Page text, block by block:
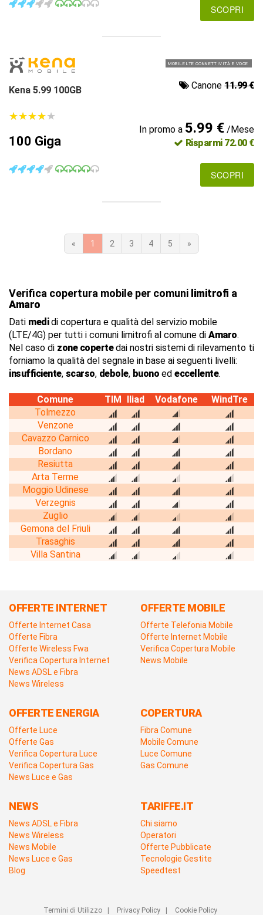
SCOPRI
MOBILE LTE CONNETTIVITÀ E VOCE
Kena 5.99 100GB Canone11.99 €
★★★★★
★★★★★
100 Giga
In promo a 5.99 €/Mese
Risparmi 72.00 €
SCOPRI
« 1 2 3 4 5 »
Verifica copertura mobile per comuni limitrofi a
Amaro
Dati medidi copertura e qualità del servizio mobile
(LTE/4G) per tutti i comuni limitrofi al comune di Amaro.
Nel caso di zone copertedai nostri sistemi di rilevamento ti
forniamo la qualità del segnale in base ai seguenti livelli:
insufficiente, scarso, debole, buono ed eccellente.
Comune TIM Iliad Vodafone
WindTre
Tolmezzo
Venzone
Cavazzo Carnico
Bordano
Resiutta
Arta Terme
Moggio Udinese
Verzegnis
Zuglio
Gemona del Friuli
Trasaghis
Villa Santina
OFFERTE INTERNET
Offerte Internet Casa
Offerte Fibra
Offerte Wireless Fwa
Verifica Copertura Internet
News ADSL e Fibra
News Wireless
OFFERTE MOBILE
Offerte Telefonia Mobile
Offerte Internet Mobile
Verifica Copertura Mobile
News Mobile
OFFERTE ENERGIA
Offerte Luce
Offerte Gas
Verifica Copertura Luce
Verifica Copertura Gas
News Luce e Gas
COPERTURA
Fibra Comune
Mobile Comune
Luce Comune
Gas Comune
NEWS
News ADSL e Fibra
News Wireless
News Mobile
News Luce e Gas
Blog
TARIFFE.IT
Chi siamo
Operatori
Offerte Pubblicate
Tecnologie Gestite
Speedtest
Termini di Utilizzo| Privacy Policy| Cookie Policy